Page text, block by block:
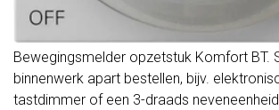
Bewegingsmelder opzetstuk Komfort BT.
binnenwerk apart bestellen, bijv.
tastdimmer of een 3-draads